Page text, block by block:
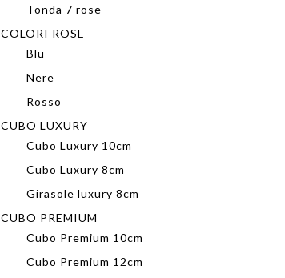
Tonda 7 rose
COLORI ROSE
Blu
Nere
Rosso
CUBO LUXURY
Cubo Luxury 10cm
Cubo Luxury 8cm
Girasole luxury 8cm
CUBO PREMIUM
Cubo Premium 10cm
Cubo Premium 12cm